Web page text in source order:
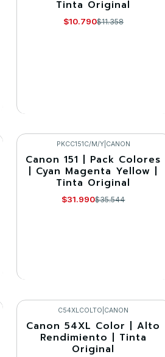
Tinta Original
$10.790$11.358
VER DETALLES
-10%
Agotado
PKCC151C/M/Y| CANON
Canon 151 | Pack Colores
| Cyan Magenta Yellow |
Tinta Original
$31.990$35.544
VER DETALLES
-5%
C54XLCOLTO CANON
Canon 54XL Color | Alto
Rendimiento | Tinta
Original